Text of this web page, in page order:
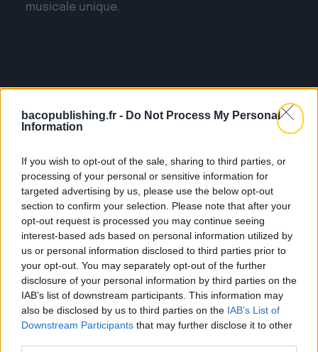
bacopublishing.fr - Do Not Process My Personal
Information
If you wish to opt-out of the sale, sharing to third parties, or
processing of your personal or sensitive information for
targeted advertising by us, please use the below opt-out
section to confirm your selection. Please note that after your
opt-out request is processed you may continue seeing
interest-based ads based on personal information utilized by
us or personal information disclosed to third parties prior to
your opt-out. You may separately opt-out of the further
disclosure of your personal information by third parties on the
IAB’s list of downstream participants. This information may
also be disclosed by us to third parties on the IAB’s List of
Downstream Participants that may further disclose it to other
musicale unique.
Pas d'articles trouvés pour l'artiste : manjul.
LES DERNIÈRES
24.07